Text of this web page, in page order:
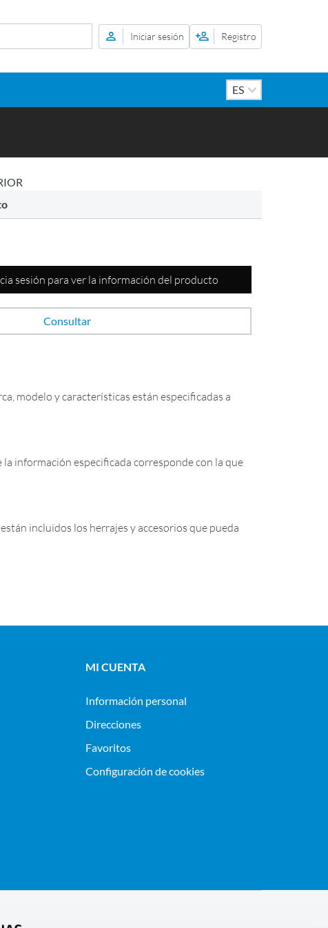
Iniciar sesión Registro
sesión para ver la información del producto
Consultar
modelo y características están especificadas a
la información especificada corresponde con la que
incluidos los herrajes y accesorios que pueda
MI CUENTA
Información personal
Direcciones
Favoritos
Configuración de cookies